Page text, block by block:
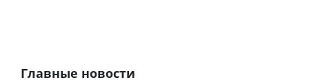
Главные новости